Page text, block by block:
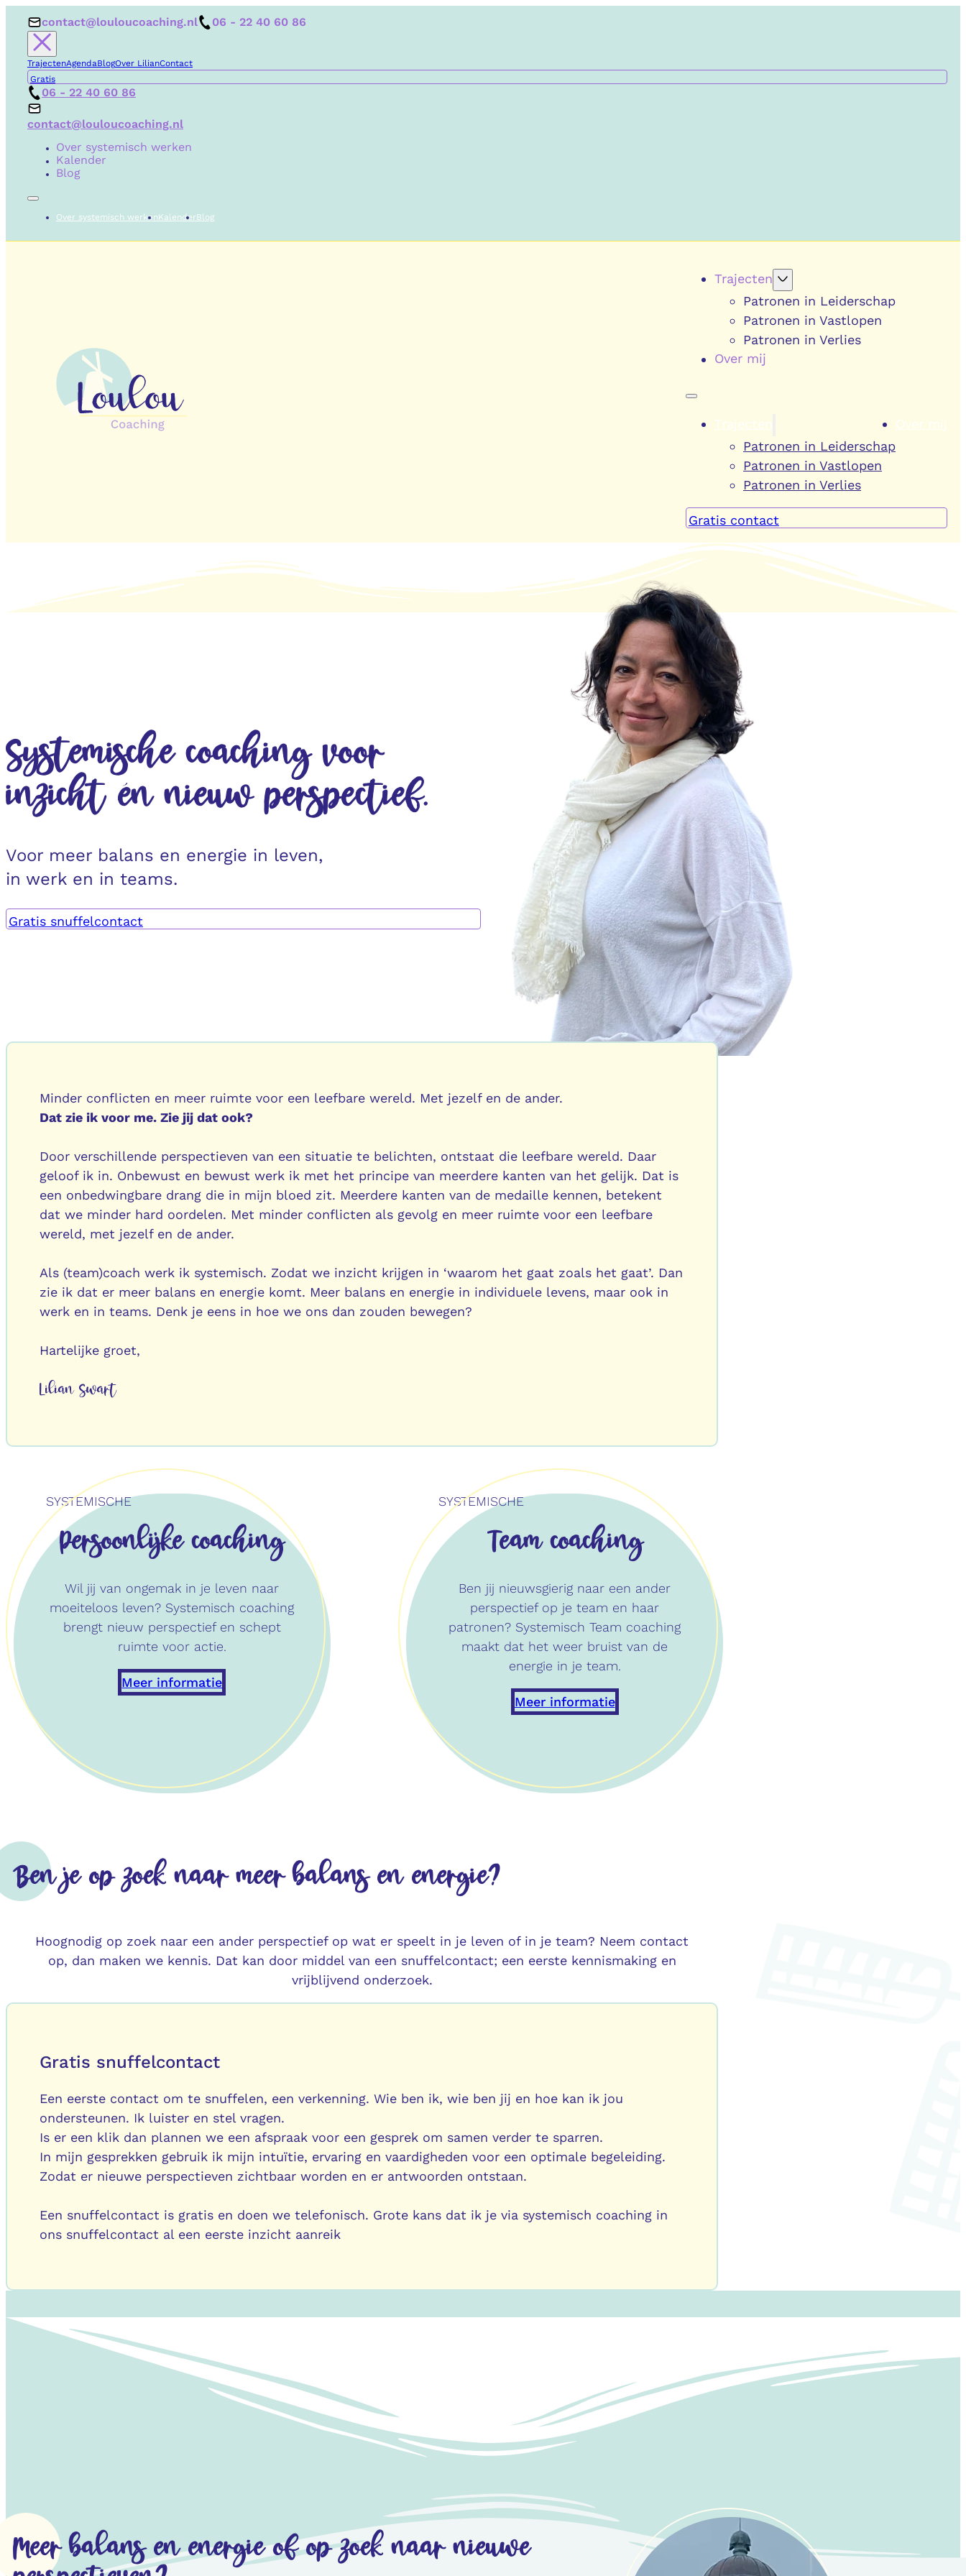
contact@louloucoaching.nl 06 - 22 40 60 86
TrajectenAgendaBlogOver LilianContact
Gratis
06 - 22 40 60 86
contact@louloucoaching.nl
Over systemisch werken
Kalender
Blog
Over systemisch werkenKalenderBlog
Trajecten
Patronen in Leiderschap
Patronen in Vastlopen
Patronen in Verlies
Over mij
Trajecten
Patronen in Leiderschap
Patronen in Vastlopen
Patronen in Verlies
Over mij
Gratis contact
Systemische coaching voor
inzicht én nieuw perspectief.
Voor meer balans en energie in leven,
in werk en in teams.
Gratis snuffelcontact
Minder conflicten en meer ruimte voor een leefbare wereld. Met jezelf en de ander.
Dat zie ik voor me. Zie jij dat ook?
Door verschillende perspectieven van een situatie te belichten, ontstaat die leefbare wereld. Daar
geloof ik in. Onbewust en bewust werk ik met het principe van meerdere kanten van het gelijk. Dat is
een onbedwingbare drang die in mijn bloed zit. Meerdere kanten van de medaille kennen, betekent
dat we minder hard oordelen. Met minder conflicten als gevolg en meer ruimte voor een leefbare
wereld, met jezelf en de ander.
Als (team)coach werk ik systemisch. Zodat we inzicht krijgen in ‘waarom het gaat zoals het gaat’. Dan
zie ik dat er meer balans en energie komt. Meer balans en energie in individuele levens, maar ook in
werk en in teams. Denk je eens in hoe we ons dan zouden bewegen?
Hartelijke groet,
Lilian Swart
SYSTEMISCHE
Persoonlijke coaching
Wil jij van ongemak in je leven naar
moeiteloos leven? Systemisch coaching
brengt nieuw perspectief en schept
ruimte voor actie.
Meer informatie
SYSTEMISCHE
Team coaching
Ben jij nieuwsgierig naar een ander
perspectief op je team en haar
patronen? Systemisch Team coaching
maakt dat het weer bruist van de
energie in je team.
Meer informatie
Ben je op zoek naar meer balans en energie?
Hoognodig op zoek naar een ander perspectief op wat er speelt in je leven of in je team? Neem contact
op, dan maken we kennis. Dat kan door middel van een snuffelcontact; een eerste kennismaking en
vrijblijvend onderzoek.
Gratis snuffelcontact
Een eerste contact om te snuffelen, een verkenning. Wie ben ik, wie ben jij en hoe kan ik jou
ondersteunen. Ik luister en stel vragen.
Is er een klik dan plannen we een afspraak voor een gesprek om samen verder te sparren.
In mijn gesprekken gebruik ik mijn intuïtie, ervaring en vaardigheden voor een optimale begeleiding.
Zodat er nieuwe perspectieven zichtbaar worden en er antwoorden ontstaan.
Een snuffelcontact is gratis en doen we telefonisch. Grote kans dat ik je via systemisch coaching in
ons snuffelcontact al een eerste inzicht aanreik
Meer balans en energie of op zoek naar nieuwe